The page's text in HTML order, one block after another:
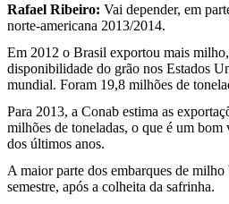
Rafael Ribeiro: Vai depender, em
norte-americana 2013/2014.
Em 2012 o Brasil exportou mais
disponibilidade do grão nos Estados
mundial. Foram 19,8 milhões de
Para 2013, a Conab estima as
milhões de toneladas, o que é um bom
dos últimos anos.
A maior parte dos embarques de
semestre, após a colheita da safrinha.